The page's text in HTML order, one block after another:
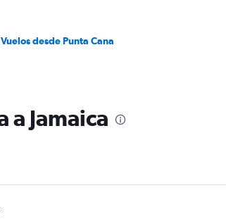
Vuelos desde Punta Cana
a Jamaica